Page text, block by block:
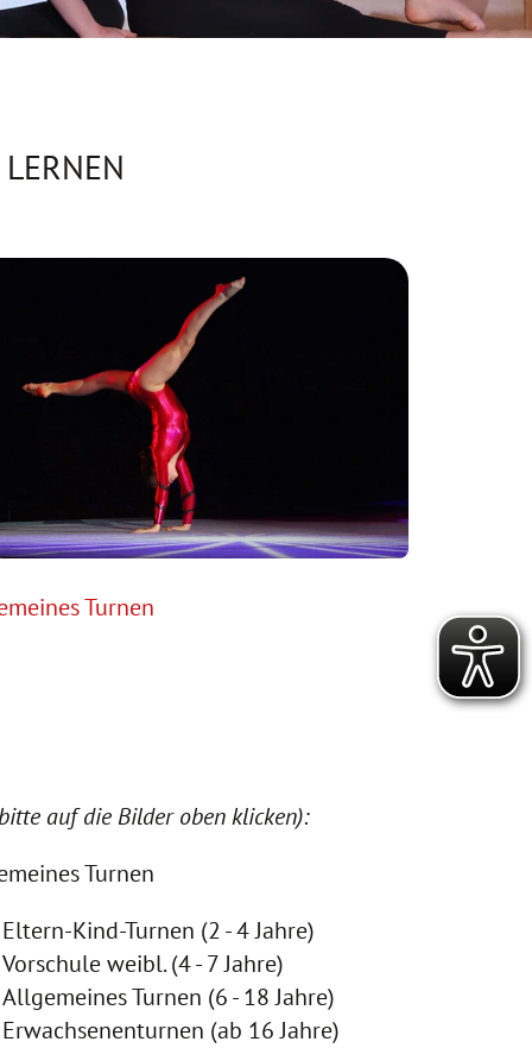
Turnen
auf die Bilder oben klicken):
Turnen
Eltern-Kind-Turnen (2 - 4 Jahre)
Vorschule weibl. (4 - 7 Jahre)
Allgemeines Turnen (6 - 18 Jahre)
Erwachsenenturnen (ab 16 Jahre)